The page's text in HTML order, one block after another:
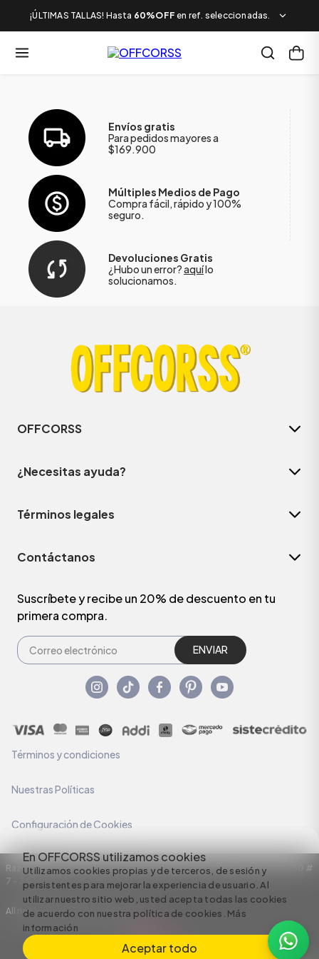
¡ÚLTIMAS TALLAS! Hasta 60%OFF en ref. seleccionadas.
En OFFCORSS utilizamos cookies
Utilizamos cookies propias y de terceros, de sesión y
persistentes para mejorar la experiencia de usuario. Al
utilizar nuestro sitio web, usted acepta todas las cookies
de acuerdo con nuestra política de cookies. Más
información
Aceptar todo
Envíos gratis
Para pedidos mayores a
$169.900
Múltiples Medios de Pago
Compra fácil, rápido y 100%
seguro.
Devoluciones Gratis
¿Hubo un error?aquílo
solucionamos.
OFFCORSS
¿Necesitas ayuda?
Términos legales
Contáctanos
Suscríbete y recibe un 20% de descuento en tu
primera compra.
ENVIAR
Términos y condiciones
Nuestras Políticas
Configuración de Cookies
Razón Social: C.I HERMECO S.A. NIT: 890924167-6 Dirección: Carrera 50 #
7 – 35
All rights reserved empowered by